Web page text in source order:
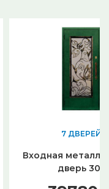
7 ДВЕРЕЙ
Входная
дверь 305